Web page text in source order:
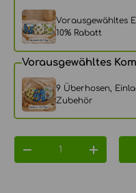
Vorausgewähltes
10% Rabatt
Vorausgewähltes
9 Überhosen,
Zubehör
MENGE VERRINGERN
MENGE